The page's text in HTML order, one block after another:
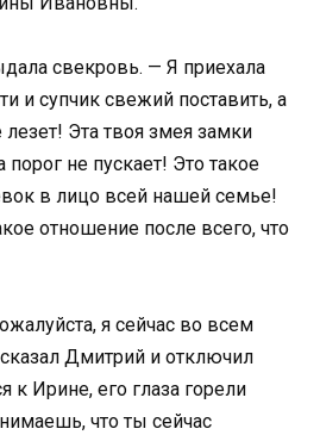
свекровь. — Я приехала
и супчик свежий поставить, а
Эта твоя змея замки
не пускает! Это такое
в лицо всей нашей семье!
отношение после всего, что
я сейчас во всем
Дмитрий и отключил
к Ирине, его глаза горели
что ты сейчас